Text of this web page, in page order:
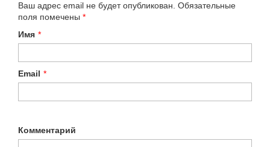
Ваш адрес email не будет опубликован. Обязательные
поля помечены *
Имя *
Email *
Комментарий